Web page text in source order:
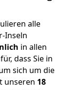
alle
Inseln
in allen
dass Sie in
sich um die
unseren 18